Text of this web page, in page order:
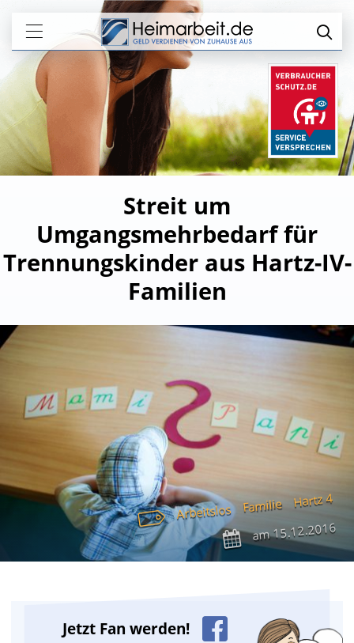
Streit um
Umgangsmehrbedarf für
Trennungskinder aus Hartz-IV-
Familien
Arbeitslos Familie Hartz 4
am15.12.2016
Jetzt Fan werden!